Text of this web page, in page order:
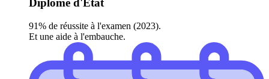
Diplôme d'Etat
91% de réussite à l'examen (2023).
Et une aide à l'embauche.